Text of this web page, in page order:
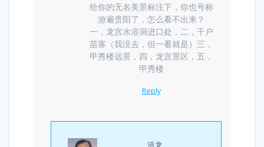
给你的无名美景标注下，你也号称
游遍贵阳了，怎么看不出来？
一，龙宫水溶洞进口处，二，千户
苗寨（我没去，但一看就是）三，
甲秀楼远景，四，龙宫景区，五，
甲秀楼
Reply
活龙